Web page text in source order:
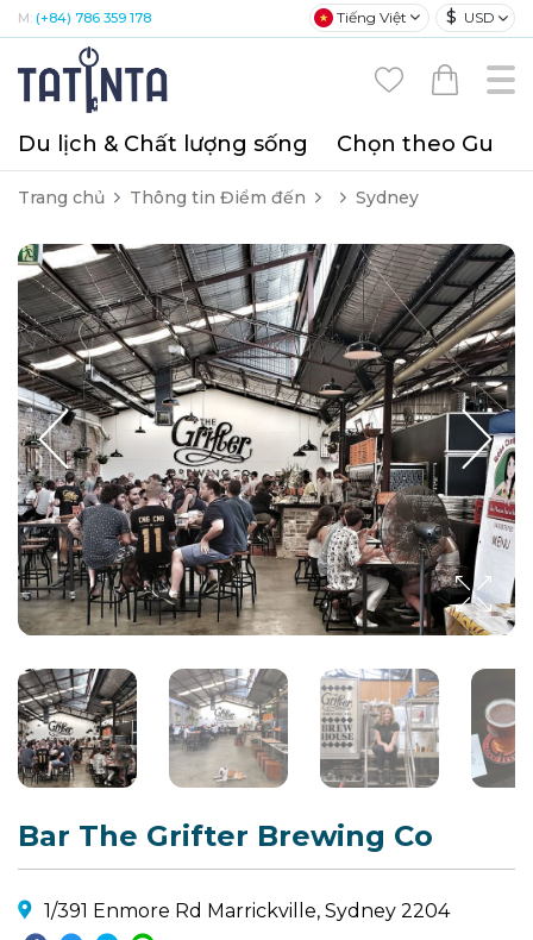
M: (+84) 786 359 178 Tiếng Việt $ USD
Du lịch & Chất lượng sống Chọn theo Gu
Trang chủ Thông tin Điểm đến Sydney
Bar The Grifter Brewing Co
1/391 Enmore Rd Marrickville, Sydney 2204